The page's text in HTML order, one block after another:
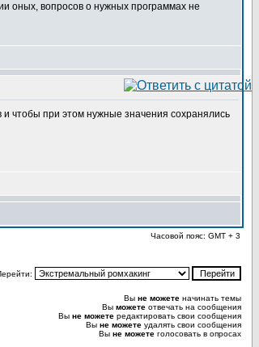
оных, вопросов о нужных программах не
и чтобы при этом нужные значения сохранялись
Часовой пояс: GMT + 3
Вы не можете начинать темы
Вы можете отвечать на сообщения
Вы не можете редактировать свои сообщения
Вы не можете удалять свои сообщения
Вы не можете голосовать в опросах